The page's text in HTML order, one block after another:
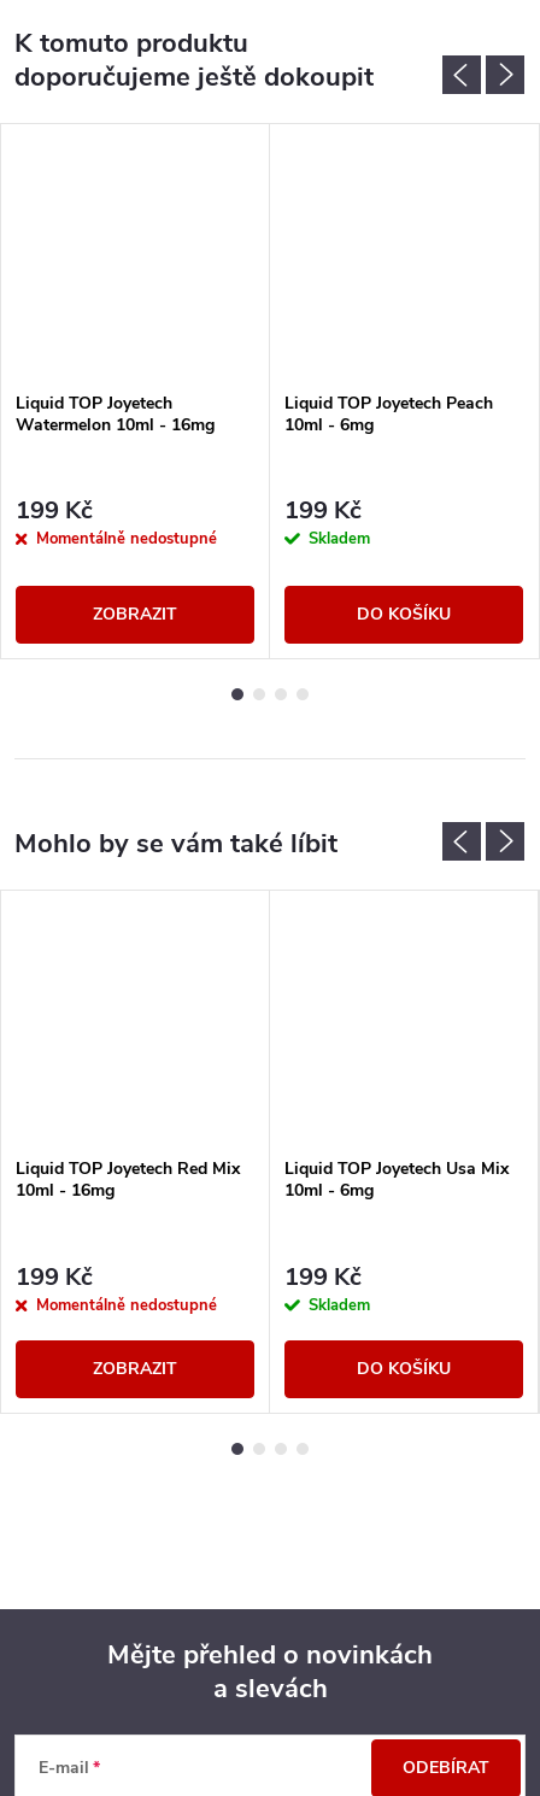
K tomuto produktu
doporučujeme ještě dokoupit
Liquid TOP Joyetech
Watermelon 10ml - 16mg
199 Kč
Momentálně nedostupné
ZOBRAZIT
Liquid TOP Joyetech Peach
10ml - 6mg
199 Kč
Skladem
DO KOŠÍKU
Liquid TOP Joyetech Red Mix
10ml - 16mg
199 Kč
Momentálně nedostupné
ZOBRAZIT
Liquid TOP Joyetech Usa Mix
10ml - 6mg
199 Kč
Skladem
DO KOŠÍKU
Mějte přehled o novinkách
a slevách
E-mail ODEBÍRAT